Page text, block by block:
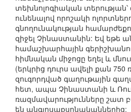
տեխնոլոգիական տերության՝
ունենալով որոշակի
գնողունակության
զիջել Չինաստանին: Եվ եթե
համաշխարհային
հիմնական միջոցը եղել և
(երկրից դուրս ավելի քան
զուգորդված գաղութային
հետ, ապա Չինաստանի և
ռազմավարությունները շատ
են անգլոսաքսոնականներից: